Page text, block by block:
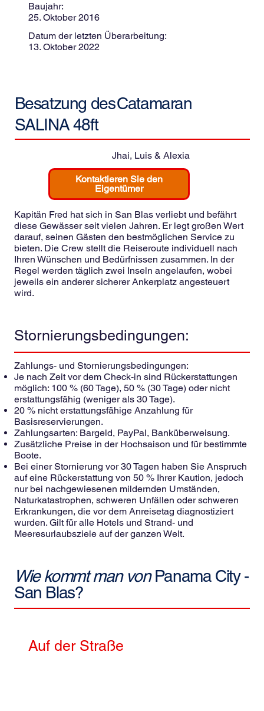
Baujahr:
25. Oktober 2016
Datum der letzten Überarbeitung:
13. Oktober 2022
Besatzung desCatamaran
SALINA 48ft
Jhai, Luis & Alexia
Kontaktieren Sie den
Eigentümer
Kapitän Fred hat sich in San Blas verliebt und befährt
diese Gewässer seit vielen Jahren. Er legt großen Wert
darauf, seinen Gästen den bestmöglichen Service zu
bieten. Die Crew stellt die Reiseroute individuell nach
Ihren Wünschen und Bedürfnissen zusammen. In der
Regel werden täglich zwei Inseln angelaufen, wobei
jeweils ein anderer sicherer Ankerplatz angesteuert
wird.
Stornierungsbedingungen:
Zahlungs- und Stornierungsbedingungen:
Je nach Zeit vor dem Check-in sind Rückerstattungen
möglich: 100 % (60 Tage), 50 % (30 Tage) oder nicht
erstattungsfähig (weniger als 30 Tage).
20 % nicht erstattungsfähige Anzahlung für
Basisreservierungen.
Zahlungsarten: Bargeld, PayPal, Banküberweisung.
Zusätzliche Preise in der Hochsaison und für bestimmte
Boote.
Bei einer Stornierung vor 30 Tagen haben Sie Anspruch
auf eine Rückerstattung von 50 % Ihrer Kaution, jedoch
nur bei nachgewiesenen mildernden Umständen,
Naturkatastrophen, schweren Unfällen oder schweren
Erkrankungen, die vor dem Anreisetag diagnostiziert
wurden. Gilt für alle Hotels und Strand- und
Meeresurlaubsziele auf der ganzen Welt.
Wie kommt man von Panama City -
San Blas?
Auf der Straße